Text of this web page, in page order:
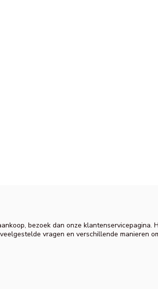
bezoek dan onze klantenservicepagina.
vragen en verschillende manieren